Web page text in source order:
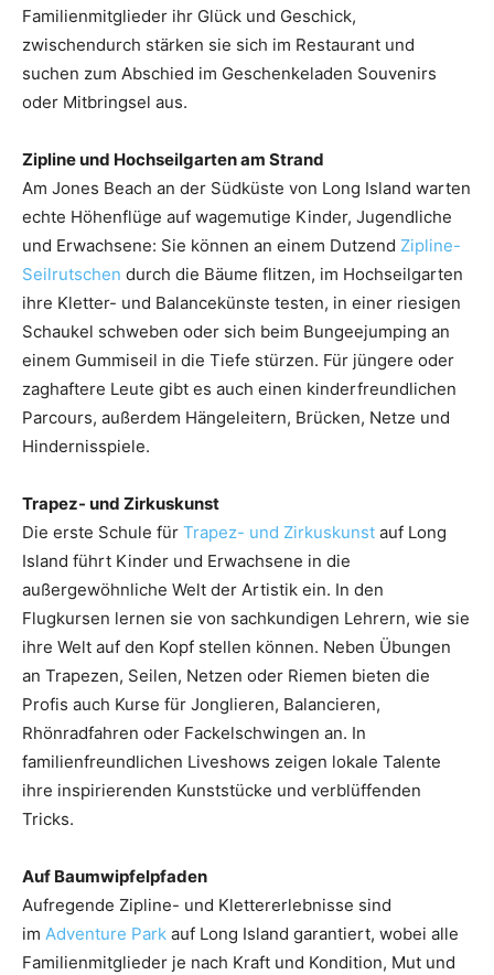
Familienmitglieder ihr Glück und Geschick,
zwischendurch stärken sie sich im Restaurant und
suchen zum Abschied im Geschenkeladen Souvenirs
oder Mitbringsel aus.
Zipline und Hochseilgarten am Strand
Am Jones Beach an der Südküste von Long Island warten
echte Höhenflüge auf wagemutige Kinder, Jugendliche
und Erwachsene: Sie können an einem Dutzend Zipline-
Seilrutschen durch die Bäume flitzen, im Hochseilgarten
ihre Kletter- und Balancekünste testen, in einer riesigen
Schaukel schweben oder sich beim Bungeejumping an
einem Gummiseil in die Tiefe stürzen. Für jüngere oder
zaghaftere Leute gibt es auch einen kinderfreundlichen
Parcours, außerdem Hängeleitern, Brücken, Netze und
Hindernisspiele.
Trapez- und Zirkuskunst
Die erste Schule für Trapez- und Zirkuskunst auf Long
Island führt Kinder und Erwachsene in die
außergewöhnliche Welt der Artistik ein. In den
Flugkursen lernen sie von sachkundigen Lehrern, wie sie
ihre Welt auf den Kopf stellen können. Neben Übungen
an Trapezen, Seilen, Netzen oder Riemen bieten die
Profis auch Kurse für Jonglieren, Balancieren,
Rhönradfahren oder Fackelschwingen an. In
familienfreundlichen Liveshows zeigen lokale Talente
ihre inspirierenden Kunststücke und verblüffenden
Tricks.
Auf Baumwipfelpfaden
Aufregende Zipline- und Klettererlebnisse sind
im Adventure Park auf Long Island garantiert, wobei alle
Familienmitglieder je nach Kraft und Kondition, Mut und